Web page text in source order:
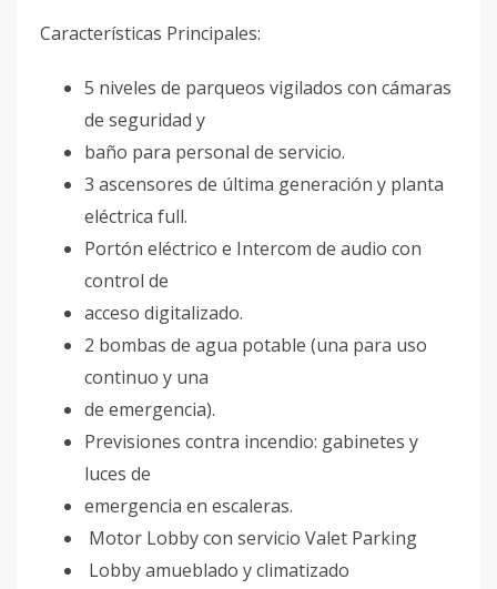
Características Principales:
5 niveles de parqueos vigilados con cámaras
de seguridad y
baño para personal de servicio.
3 ascensores de última generación y planta
eléctrica full.
Portón eléctrico e Intercom de audio con
control de
acceso digitalizado.
2 bombas de agua potable (una para uso
continuo y una
de emergencia).
Previsiones contra incendio: gabinetes y
luces de
emergencia en escaleras.
Motor Lobby con servicio Valet Parking
Lobby amueblado y climatizado